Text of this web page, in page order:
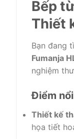
Bếp
Thiết
Bạn đang
Fumanja
nghiệm
Điểm
Thiết kế
họa tiết